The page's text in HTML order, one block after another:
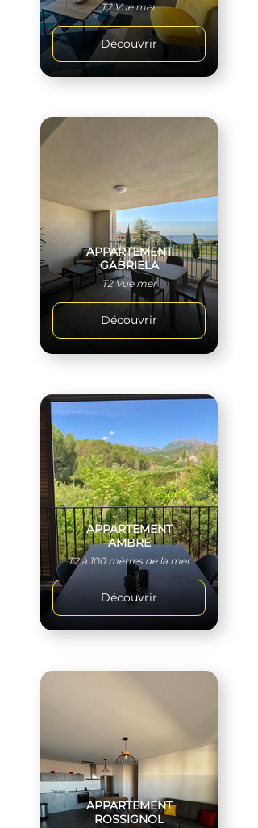
T2 Vue mer
Découvrir
APPARTEMENT
GABRIELA
T2 Vue mer
Découvrir
APPARTEMENT
AMBRE
T2 à 100 mètres de la mer
Découvrir
APPARTEMENT
ROSSIGNOL